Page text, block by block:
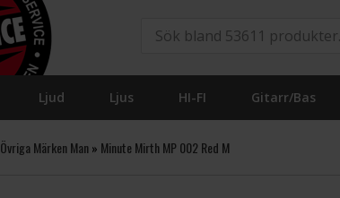
Ljud Ljus HI-FI Gitarr/Bas
Övriga Märken Man» Minute Mirth MP 002 Red M